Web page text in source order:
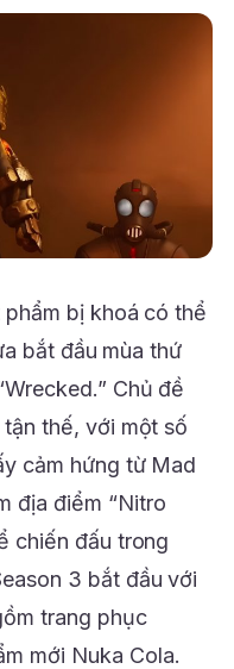
bị khoá có thể
bắt đầu mùa thứ
Chủ đề
thế, với một số
cảm hứng từ Mad
địa điểm “Nitro
chiến đấu trong
3 bắt đầu với
trang phục
mới Nuka Cola.